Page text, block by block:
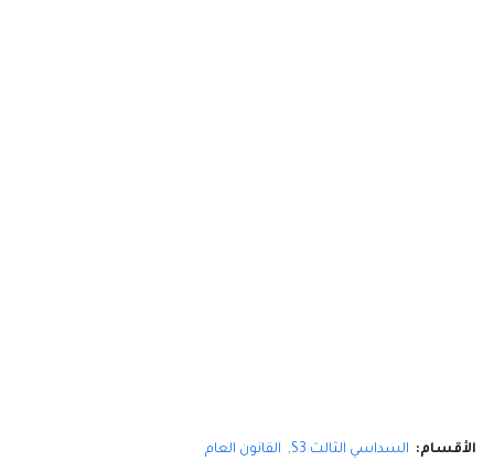
الأقسام: السداسي الثالث S3 القانون العام